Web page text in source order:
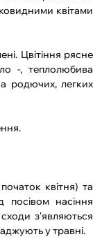
квітами
Цвітіння рясне
-, теплолюбива
родючих, легких
квітня) та
посівом насіння
з'являються
у травні.